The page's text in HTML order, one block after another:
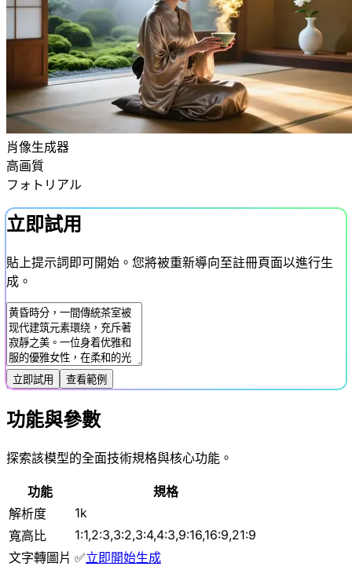
肖像生成器
高画質
フォトリアル
立即試用
貼上提示詞即可開始。您將被重新導向至註冊頁面以進行生
成。
立即試用 查看範例
功能與參數
探索該模型的全面技術規格與核心功能。
功能
規格
解析度
1k
寬高比
1:1,2:3,3:2,3:4,4:3,9:16,16:9,21:9
文字轉圖片 ✅立即開始生成